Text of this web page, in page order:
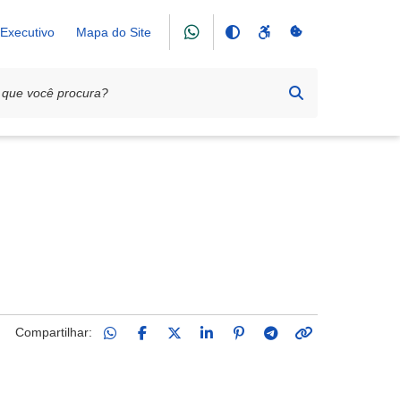
Executivo Mapa do Site
Compartilhar: